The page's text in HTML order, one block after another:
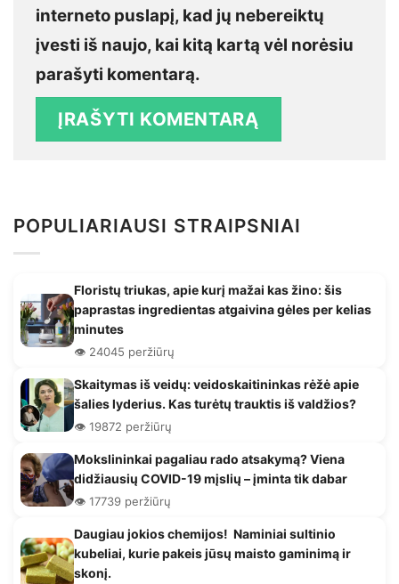
interneto puslapį, kad jų nebereiktų
įvesti iš naujo, kai kitą kartą vėl norėsiu
parašyti komentarą.
POPULIARIAUSI STRAIPSNIAI
Floristų triukas, apie kurį mažai kas žino: šis
paprastas ingredientas atgaivina gėles per kelias
minutes
👁️ 24045 peržiūrų
Skaitymas iš veidų: veidoskaitininkas rėžė apie
šalies lyderius. Kas turėtų trauktis iš valdžios?
👁️ 19872 peržiūrų
Mokslininkai pagaliau rado atsakymą? Viena
didžiausių COVID-19 mįslių – įminta tik dabar
👁️ 17739 peržiūrų
Daugiau jokios chemijos! Naminiai sultinio
kubeliai, kurie pakeis jūsų maisto gaminimą ir
skonį.